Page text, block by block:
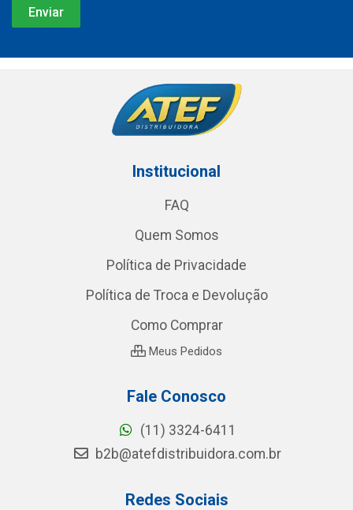
Institucional
FAQ
Quem Somos
Política de Privacidade
Política de Troca e Devolução
Como Comprar
Meus Pedidos
Fale Conosco
(11) 3324-6411
b2b@atefdistribuidora.com.br
Redes Sociais